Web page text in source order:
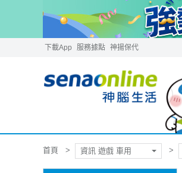
下載App 服務據點 神揚保代
首頁 資訊 遊戲 車用